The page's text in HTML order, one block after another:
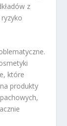
z
które
produkty